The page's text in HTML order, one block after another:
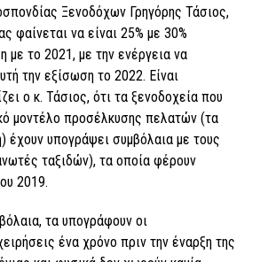
Ξενοδόχων Γρηγόρης Τάσιος,
φαίνεται να είναι 25% με 30%
με το 2021, με την ενέργεια να
την εξίσωση το 2022. Είναι
ο κ. Τάσιος, ότι τα ξενοδοχεία που
μοντέλο προσέλκυσης πελατών (τα
έχουν υπογράψει συμβόλαια με τους
ταξιδών), τα οποία φέρουν
2019.
τα υπογράφουν οι
ένα χρόνο πριν την έναρξη της